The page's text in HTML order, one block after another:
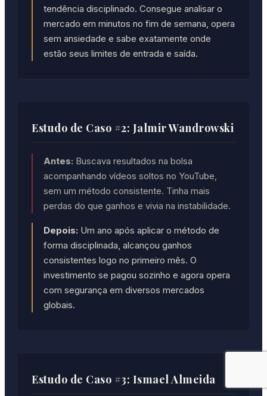
tendência disciplinado. Consegue analisar o
mercado em minutos no fim de semana, opera
sem ansiedade e sabe exatamente onde
estão seus limites de entrada e saída.
Estudo de Caso #2: Jalmir Wandrowski
Antes: Buscava resultados na bolsa
acompanhando vídeos soltos no YouTube,
sem um método consistente. Tinha mais
perdas do que ganhos e vivia na instabilidade.
Depois: Um ano após aplicar o método de
forma disciplinada, alcançou ganhos
consistentes logo no primeiro mês. O
investimento se pagou sozinho e agora opera
com segurança em diversos mercados
globais.
Estudo de Caso #3: Ismael Almeida